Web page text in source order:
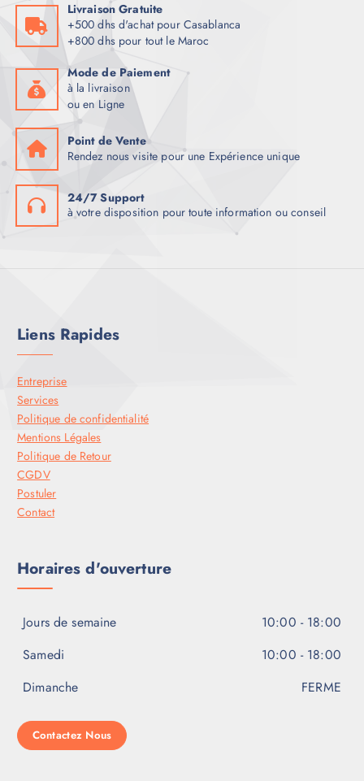
Livraison Gratuite
+500 dhs d'achat pour Casablanca
+800 dhs pour tout le Maroc
Mode de Paiement
à la livraison
ou en Ligne
Point de Vente
Rendez nous visite pour une Expérience unique
24/7 Support
à votre disposition pour toute information ou conseil
Liens Rapides
Entreprise
Services
Politique de confidentialité
Mentions Légales
Politique de Retour
CGDV
Postuler
Contact
Horaires d'ouverture
Jours de semaine
10:00 - 18:00
Samedi
10:00 - 18:00
Dimanche
FERME
Contactez Nous